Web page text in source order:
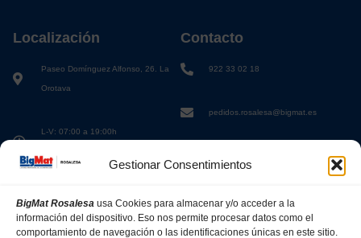
Gestionar Consentimientos
BigMat Rosalesa usa Cookies para almacenar y/o acceder a la
información del dispositivo. Eso nos permite procesar datos como el
comportamiento de navegación o las identificaciones únicas en este sitio.
Localización
Paseo Domínguez Alfonso, 26. La
Orotava
L-V: 07:00 a 19:00h
Contacto
922 33 02 18
pedidos.rosalesa@bigmat.es